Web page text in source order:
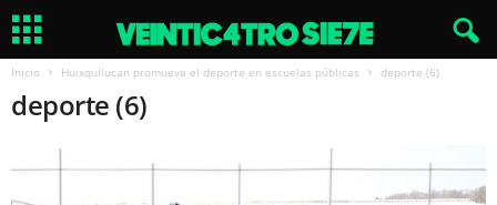
Inicio Huixquilucan promueve el deporte en escuelas públicas deporte (6)
deporte (6)